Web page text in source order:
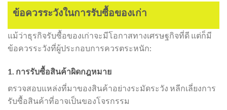
ข้อควรระวังในการรับซื้อของเก่า
แม้ว่าธุรกิจรับซื้อของเก่าจะมีโอกาสทางเศรษฐกิจที่ดี แต่ก็มี
ข้อควรระวังที่ผู้ประกอบการควรตระหนัก:
1. การรับซื้อสินค้าผิดกฎหมาย
ตรวจสอบแหล่งที่มาของสินค้าอย่างระมัดระวัง หลีกเลี่ยงการ
รับซื้อสินค้าที่อาจเป็นของโจรกรรม